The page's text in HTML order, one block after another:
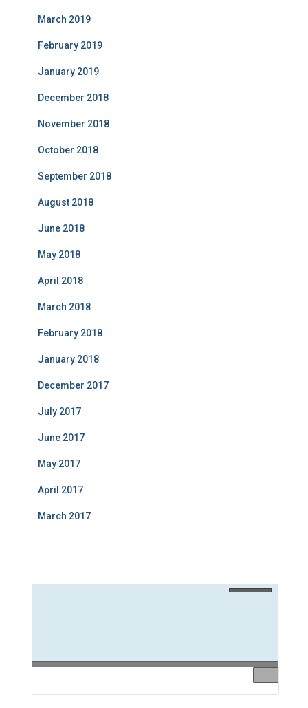
March 2019
February 2019
January 2019
December 2018
November 2018
October 2018
September 2018
August 2018
June 2018
May 2018
April 2018
March 2018
February 2018
January 2018
December 2017
July 2017
June 2017
May 2017
April 2017
March 2017